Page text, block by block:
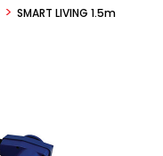
> SMART LIVING 1.5m